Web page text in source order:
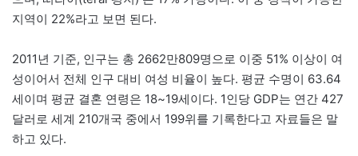
지역이 22%라고 보면 된다.
2011년 기준, 인구는 총 2662만809명으로 이중 51% 이상이 여
성이어서 전체 인구 대비 여성 비율이 높다. 평균 수명이 63.64
세이며 평균 결혼 연령은 18~19세이다. 1인당 GDP는 연간 427
달러로 세계 210개국 중에서 199위를 기록한다고 자료들은 말
하고 있다.